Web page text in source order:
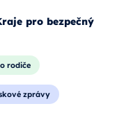
pro bezpečný
rodiče
zprávy